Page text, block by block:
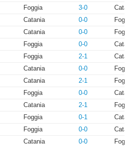
Foggia 3-0
Catania 0-0
Catania 0-0
Foggia 0-0
Foggia 2-1
Catania 0-0
Catania 2-1
Foggia 0-0
Catania 2-1
Foggia 0-1
Foggia 0-0
Catania 0-0